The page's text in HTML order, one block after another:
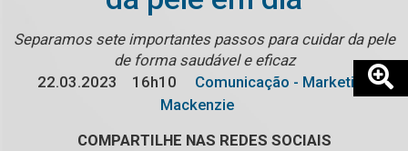
Separamos sete importantes passos para cuidar da pele
de forma saudável e eficaz
22.03.2023
16h10
Comunicação - Marketing
Mackenzie
COMPARTILHE NAS REDES SOCIAIS